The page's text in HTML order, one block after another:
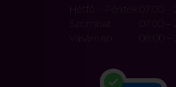
Hétfő – Péntek
Szombat
Vasárnap
08:00 –